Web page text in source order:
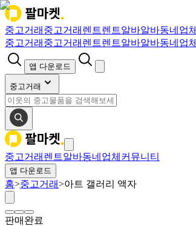
중고거래 중고거래 렌트렌트알바알바동네업체
중고거래 중고거래 렌트렌트알바알바동네업체
앱 다운로드
중고거래
중고거래 렌트알바동네업체 커뮤니티
앱 다운로드
홈>중고거래>아트 갤러리 액자
판매완료